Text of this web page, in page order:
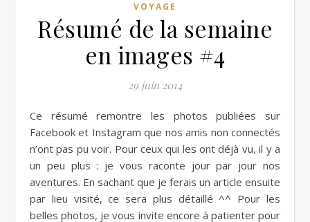
VOYAGE
Résumé de la semaine
en images #4
29 juin 2014
Ce résumé remontre les photos publiées sur
Facebook et Instagram que nos amis non connectés
n’ont pas pu voir. Pour ceux qui les ont déjà vu, il y a
un peu plus : je vous raconte jour par jour nos
aventures. En sachant que je ferais un article ensuite
par lieu visité, ce sera plus détaillé ^^ Pour les
belles photos, je vous invite encore à patienter pour